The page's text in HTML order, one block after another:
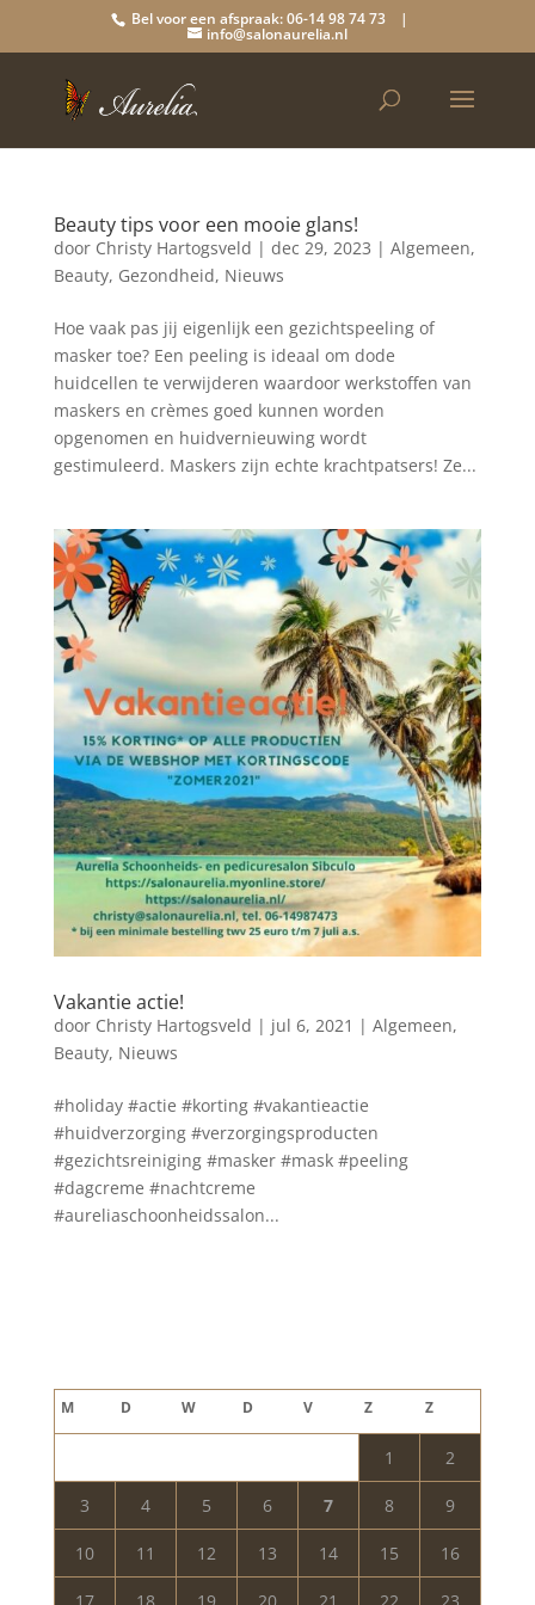
Bel voor een afspraak: 06-14 98 74 73 |
info@salonaurelia.nl
Beauty tips voor een mooie glans!
door Christy Hartogsveld | dec 29, 2023 | Algemeen,
Beauty, Gezondheid, Nieuws
Hoe vaak pas jij eigenlijk een gezichtspeeling of
masker toe? Een peeling is ideaal om dode
huidcellen te verwijderen waardoor werkstoffen van
maskers en crèmes goed kunnen worden
opgenomen en huidvernieuwing wordt
gestimuleerd. Maskers zijn echte krachtpatsers! Ze...
Vakantie actie!
door Christy Hartogsveld | jul 6, 2021 | Algemeen,
Beauty, Nieuws
#holiday #actie #korting #vakantieactie
#huidverzorging #verzorgingsproducten
#gezichtsreiniging #masker #mask #peeling
#dagcreme #nachtcreme
#aureliaschoonheidssalon...
M D W D V Z Z
1 2
3 4 5 6 7 8 9
10 11 12 13 14 15 16